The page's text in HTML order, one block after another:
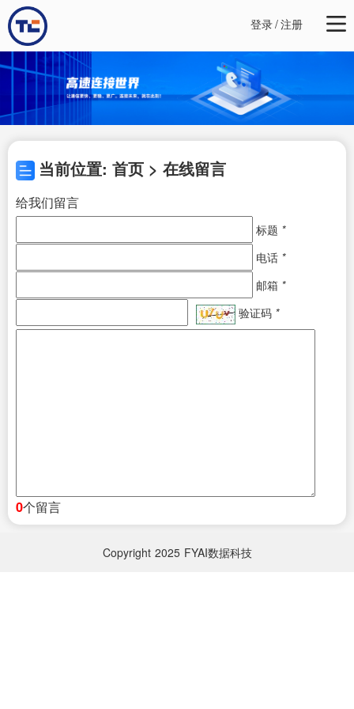
登录/注册
当前位置: 首页 > 在线留言
给我们留言
标题 *
电话 *
邮箱 *
验证码 *
0个留言
Copyright 2025 FYAI数据科技